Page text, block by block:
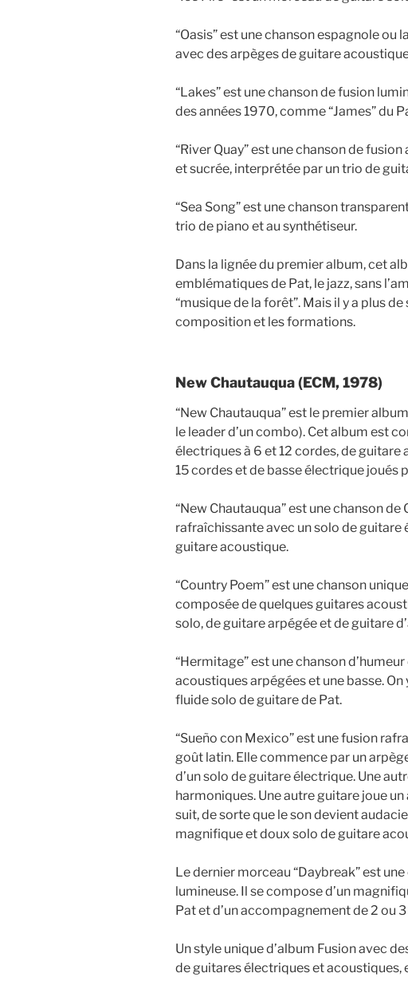
“Oasis” est une chanson espagnole ou
avec des arpèges de guitare
“Lakes” est une chanson de fusion
des années 1970, comme “James” du
“River Quay” est une chanson de
et sucrée, interprétée par un trio de
“Sea Song” est une chanson
trio de piano et au synthétiseur.
Dans la lignée du premier album, cet
emblématiques de Pat, le jazz, sans
“musique de la forêt”. Mais il y a plus
composition et les formations.
New Chautauqua (ECM, 1978)
“New Chautauqua” est le premier
le leader d’un combo). Cet album est
électriques à 6 et 12 cordes, de guitare
15 cordes et de basse électrique joués
“New Chautauqua” est une chanson
rafraîchissante avec un solo de
guitare acoustique.
“Country Poem” est une chanson
composée de quelques guitares
solo, de guitare arpégée et de guitare
“Hermitage” est une chanson
acoustiques arpégées et une basse.
fluide solo de guitare de Pat.
“Sueño con Mexico” est une fusion
goût latin. Elle commence par un
d’un solo de guitare électrique. Une
harmoniques. Une autre guitare joue
suit, de sorte que le son devient
magnifique et doux solo de guitare
Le dernier morceau “Daybreak” est
lumineuse. Il se compose d’un
Pat et d’un accompagnement de 2 ou
Un style unique d’album Fusion avec
de guitares électriques et acoustiques,